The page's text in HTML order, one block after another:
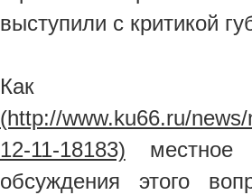
выступили с критикой
местное
обсуждения этого